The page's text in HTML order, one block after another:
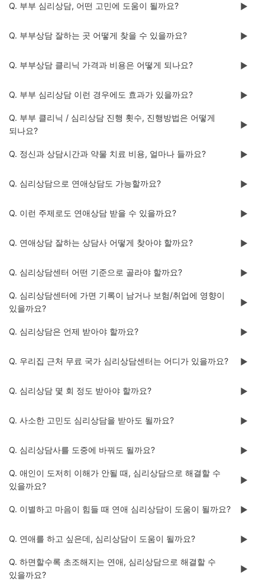
Q. 부부 심리상담, 어떤 고민에 도움이 될까요? ▶️
Q. 부부상담 잘하는 곳 어떻게 찾을 수 있을까요? ▶️
Q. 부부상담 클리닉 가격과 비용은 어떻게 되나요? ▶️
Q. 부부 심리상담 이런 경우에도 효과가 있을까요? ▶️
Q. 부부 클리닉 / 심리상담 진행 횟수, 진행방법은 어떻게
되나요?
▶️
Q. 정신과 상담시간과 약물 치료 비용, 얼마나 들까요? ▶️
Q. 심리상담으로 연애상담도 가능할까요? ▶️
Q. 이런 주제로도 연애상담 받을 수 있을까요? ▶️
Q. 연애상담 잘하는 상담사 어떻게 찾아야 할까요? ▶️
Q. 심리상담센터 어떤 기준으로 골라야 할까요? ▶️
Q. 심리상담센터에 가면 기록이 남거나 보험/취업에 영향이
있을까요?
▶️
Q. 심리상담은 언제 받아야 할까요? ▶️
Q. 우리집 근처 무료 국가 심리상담센터는 어디가 있을까요? ▶️
Q. 심리상담 몇 회 정도 받아야 할까요? ▶️
Q. 사소한 고민도 심리상담을 받아도 될까요? ▶️
Q. 심리상담사를 도중에 바꿔도 될까요? ▶️
Q. 애인이 도저히 이해가 안될 때, 심리상담으로 해결할 수
있을까요?
▶️
Q. 이별하고 마음이 힘들 때 연애 심리상담이 도움이 될까요? ▶️
Q. 연애를 하고 싶은데, 심리상담이 도움이 될까요? ▶️
Q. 하면할수록 초조해지는 연애, 심리상담으로 해결할 수
있을까요?
▶️